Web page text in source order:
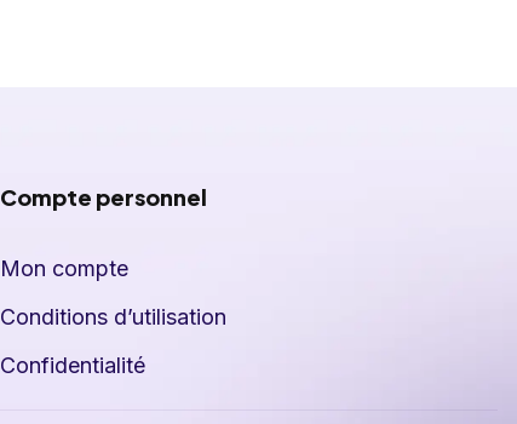
Compte personnel
Mon compte
Conditions d’utilisation
Confidentialité